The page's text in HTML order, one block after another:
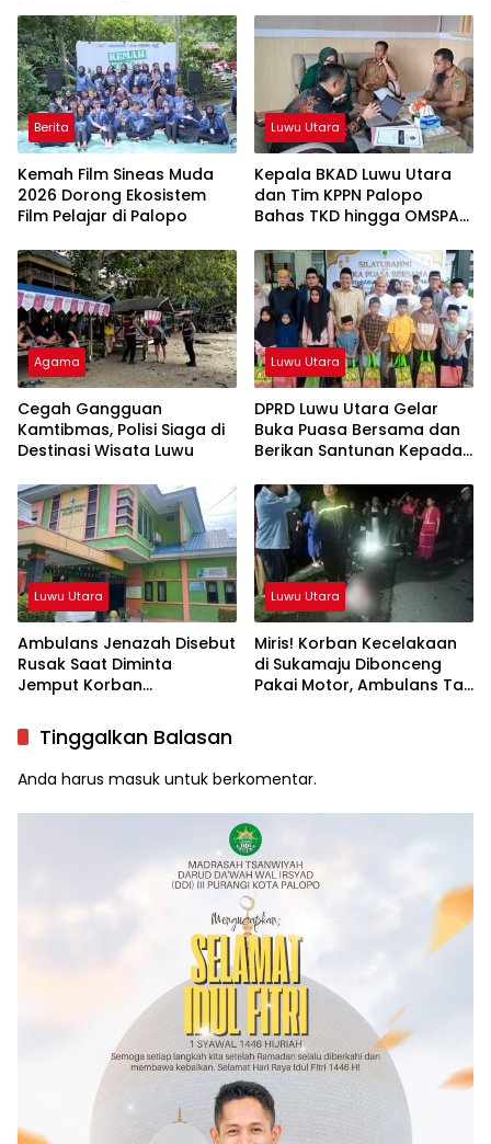
Berita
Kemah Film Sineas Muda
2026 Dorong Ekosistem
Film Pelajar di Palopo
Luwu Utara
Kepala BKAD Luwu Utara
dan Tim KPPN Palopo
Bahas TKD hingga OMSPAN
Agama
Cegah Gangguan
Kamtibmas, Polisi Siaga di
Destinasi Wisata Luwu
Luwu Utara
DPRD Luwu Utara Gelar
Buka Puasa Bersama dan
Berikan Santunan Kepada
Luwu Utara
Ambulans Jenazah Disebut
Rusak Saat Diminta
Jemput Korban
Sukamaju Beri Klarifikasi
Luwu Utara
Miris! Korban Kecelakaan
di Sukamaju Dibonceng
Pakai Motor, Ambulans Tak
Tinggalkan Balasan
Anda harus masuk untuk berkomentar.